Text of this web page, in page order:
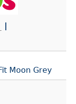
|
Moon Grey